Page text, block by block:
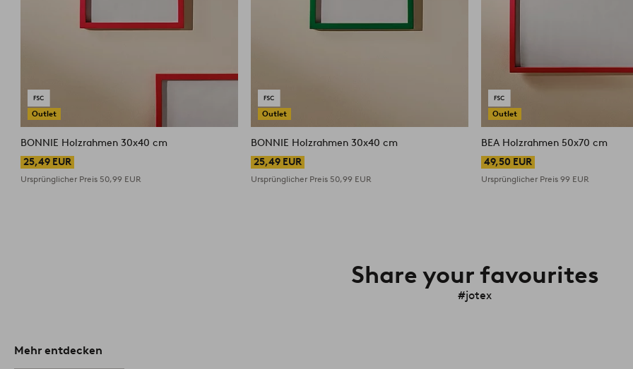
Outlet
BONNIE Holzrahmen 30x40 cm
25,49 EUR
Ursprünglicher Preis 50,99 EUR
Outlet
BONNIE Holzrahmen 30x40 cm
25,49 EUR
Ursprünglicher Preis 50,99 EUR
Outlet
BEA Holzrahmen 50x70 cm
49,50 EUR
Ursprünglicher Preis99 EUR
Share your favourites
#jotex
Mehr entdecken